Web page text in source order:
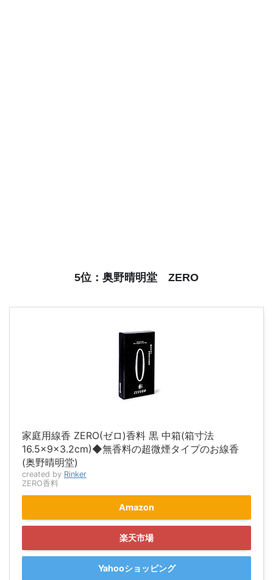
5位：奥野晴明堂 ZERO
家庭用線香 ZERO(ゼロ)香料 黒 中箱(箱寸法
16.5×9×3.2cm)◆無香料の超微煙タイプのお線香
(奥野晴明堂)
created by Rinker
ZERO香料
Amazon
楽天市場
Yahooショッピング